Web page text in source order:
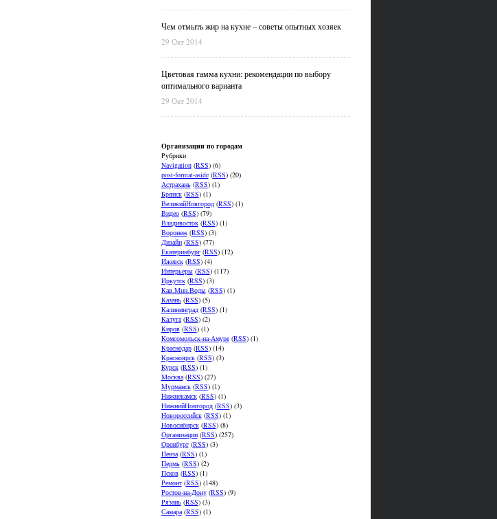
Чем отмыть жир на кухне – советы опытных хозяек
29 Окт 2014
Цветовая гамма кухни: рекомендации по выбору
оптимального варианта
29 Окт 2014
Организации по городам
Рубрики
Navigation(RSS) (6)
post-format-aside(RSS) (20)
Астрахань(RSS) (1)
Брянск(RSS) (1)
ВеликийНовгород(RSS) (1)
Видео(RSS) (79)
Владивосток(RSS) (1)
Воронеж(RSS) (3)
Дизайн(RSS) (77)
Екатеринбург(RSS) (12)
Ижевск(RSS) (4)
Интерьеры(RSS) (117)
Иркутск(RSS) (3)
Кав.Мин.Воды(RSS) (1)
Казань(RSS) (5)
Калининград(RSS) (1)
Калуга(RSS) (2)
Киров(RSS) (1)
Комсомольск-на-Амуре(RSS) (1)
Краснодар(RSS) (14)
Красноярск(RSS) (3)
Курск(RSS) (1)
Москва(RSS) (27)
Мурманск(RSS) (1)
Нижнекамск(RSS) (1)
НижнийНовгород(RSS) (3)
Новороссийск(RSS) (1)
Новосибирск(RSS) (8)
Организации(RSS) (257)
Оренбург(RSS) (3)
Пенза(RSS) (1)
Пермь(RSS) (2)
Псков(RSS) (1)
Ремонт(RSS) (148)
Ростов-на-Дону(RSS) (9)
Рязань(RSS) (3)
Самара(RSS) (1)